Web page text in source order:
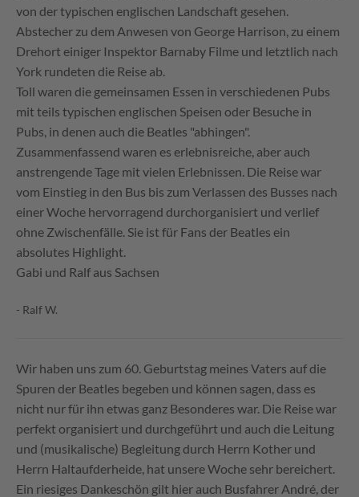
von der typischen englischen Landschaft gesehen.
Abstecher zu dem Anwesen von George Harrison, zu einem
Drehort einiger Inspektor Barnaby Filme und letztlich nach
York rundeten die Reise ab.
Toll waren die gemeinsamen Essen in verschiedenen Pubs
mit teils typischen englischen Speisen oder Besuche in
Pubs, in denen auch die Beatles "abhingen".
Zusammenfassend waren es erlebnisreiche, aber auch
anstrengende Tage mit vielen Erlebnissen. Die Reise war
vom Einstieg in den Bus bis zum Verlassen des Busses nach
einer Woche hervorragend durchorganisiert und verlief
ohne Zwischenfälle. Sie ist für Fans der Beatles ein
absolutes Highlight.
Gabi und Ralf aus Sachsen
- Ralf W.
Wir haben uns zum 60. Geburtstag meines Vaters auf die
Spuren der Beatles begeben und können sagen, dass es
nicht nur für ihn etwas ganz Besonderes war. Die Reise war
perfekt organisiert und durchgeführt und auch die Leitung
und (musikalische) Begleitung durch Herrn Kother und
Herrn Haltaufderheide, hat unsere Woche sehr bereichert.
Ein riesiges Dankeschön gilt hier auch Busfahrer André, der